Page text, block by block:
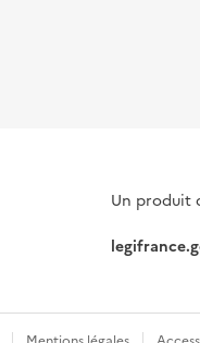
Un produit